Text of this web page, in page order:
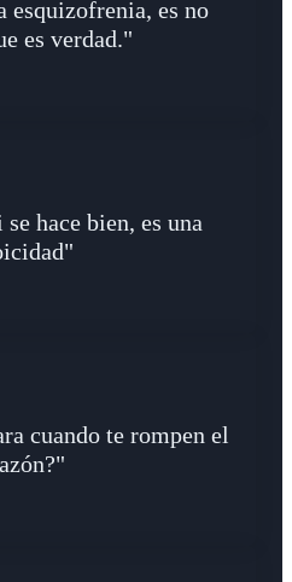
esquizofrenia, es no
es verdad."
hace bien, es una
cuando te rompen el